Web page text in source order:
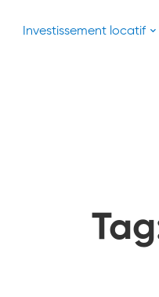
Investissement locatif